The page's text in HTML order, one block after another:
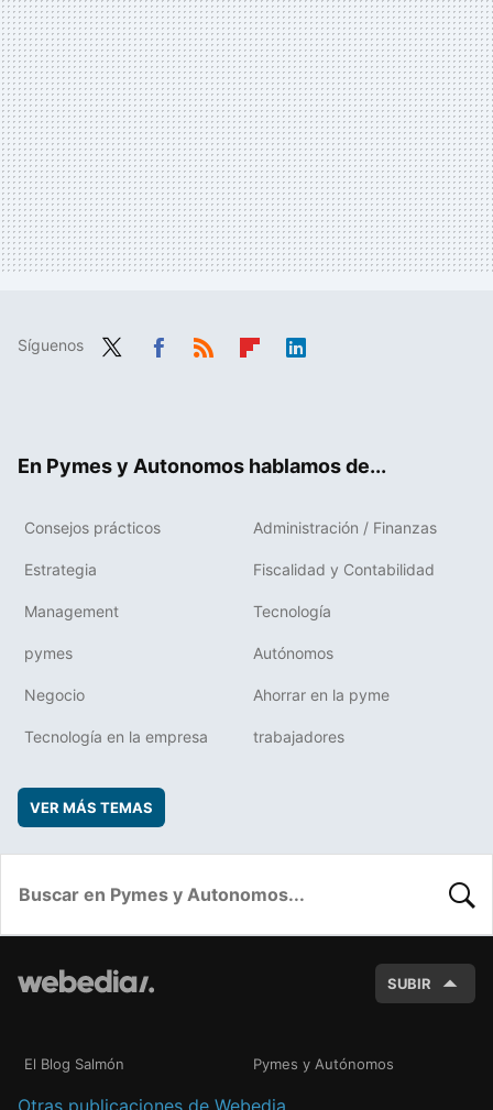
Síguenos
En Pymes y Autonomos hablamos de...
Consejos prácticos Administración / Finanzas
Estrategia Fiscalidad y Contabilidad
Management Tecnología
pymes Autónomos
Negocio Ahorrar en la pyme
Tecnología en la empresa trabajadores
VER MÁS TEMAS
SUBIR
El Blog Salmón Pymes y Autónomos